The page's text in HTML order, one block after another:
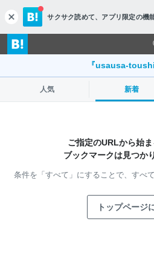
c
l
o
s
サクサク読めて、 アプリ限定の機
『usausa-
人気 新着
ご指定のURLから始
ブックマークは見つか
条件を「すべて」にすることで、 すべ
トップページ